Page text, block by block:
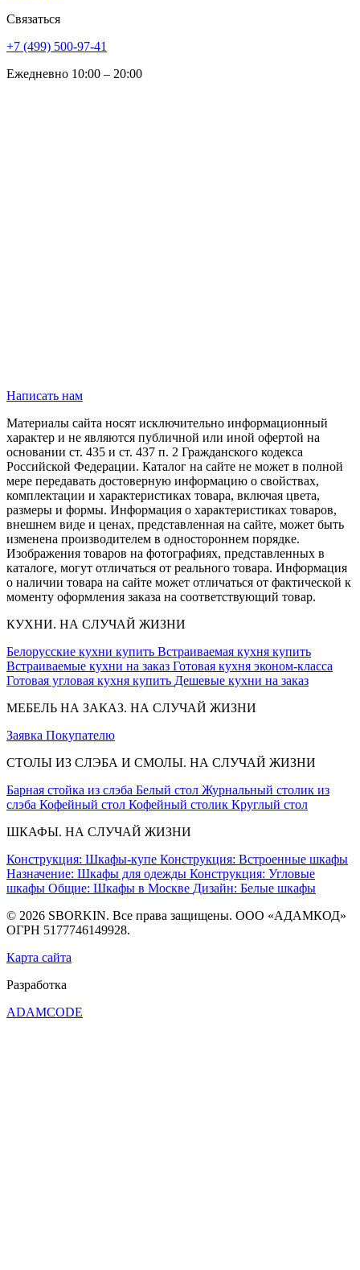
Связаться
+7 (499) 500-97-41
Ежедневно 10:00 – 20:00
Написать нам
Материалы сайта носят исключительно информационный
характер и не являются публичной или иной офертой на
основании ст. 435 и ст. 437 п. 2 Гражданского кодекса
Российской Федерации. Каталог на сайте не может в полной
мере передавать достоверную информацию о свойствах,
комплектации и характеристиках товара, включая цвета,
размеры и формы. Информация о характеристиках товаров,
внешнем виде и ценах, представленная на сайте, может быть
изменена производителем в одностороннем порядке.
Изображения товаров на фотографиях, представленных в
каталоге, могут отличаться от реального товара. Информация
о наличии товара на сайте может отличаться от фактической к
моменту оформления заказа на соответствующий товар.
КУХНИ. НА СЛУЧАЙ ЖИЗНИ
Белорусские кухни купить Встраиваемая кухня купить
Встраиваемые кухни на заказ Готовая кухня эконом-класса
Готовая угловая кухня купить Дешевые кухни на заказ
МЕБЕЛЬ НА ЗАКАЗ. НА СЛУЧАЙ ЖИЗНИ
Заявка Покупателю
СТОЛЫ ИЗ СЛЭБА И СМОЛЫ. НА СЛУЧАЙ ЖИЗНИ
Барная стойка из слэба Белый стол Журнальный столик из
слэба Кофейный стол Кофейный столик Круглый стол
ШКАФЫ. НА СЛУЧАЙ ЖИЗНИ
Конструкция: Шкафы-купе Конструкция: Встроенные шкафы
Назначение: Шкафы для одежды Конструкция: Угловые
шкафы Общие: Шкафы в Москве Дизайн: Белые шкафы
© 2026 SBORKIN. Все права защищены. ООО «АДАМКОД»
ОГРН 5177746149928.
Карта сайта
Разработка
ADAMCODE